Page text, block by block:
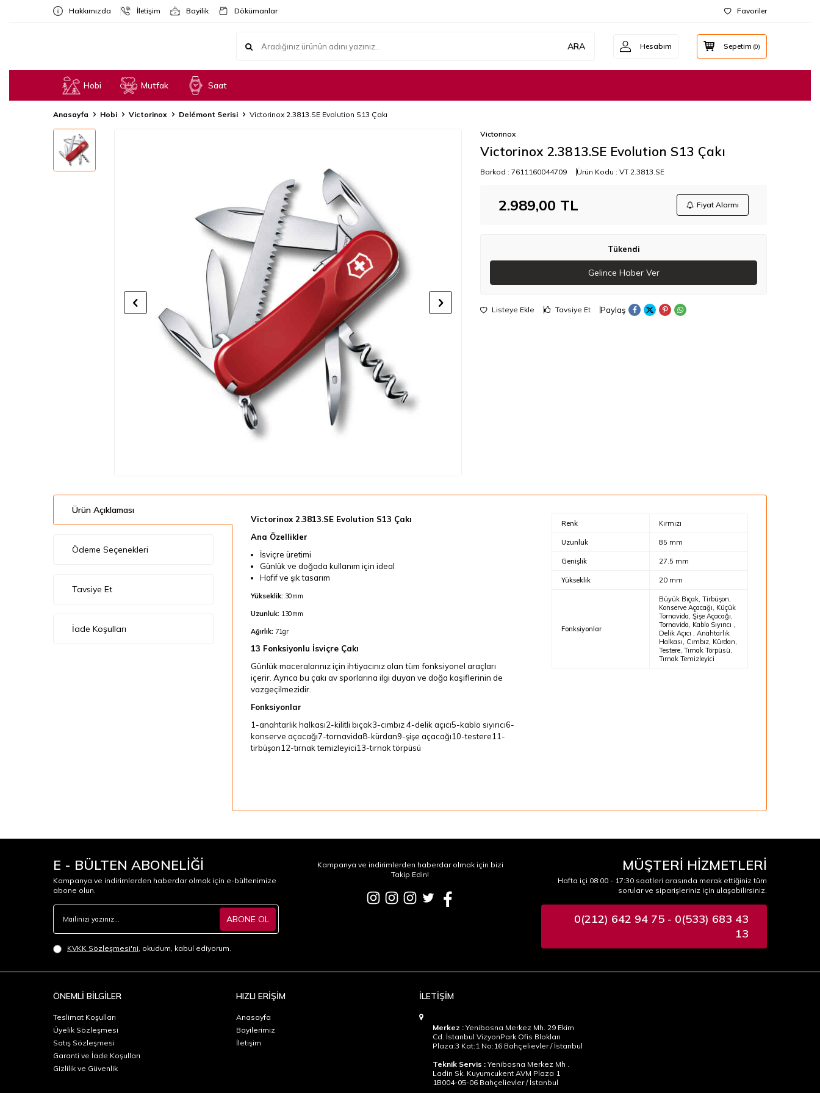
Hakkımızda İletişim Bayilik Dökümanlar Favoriler
ARA Hesabım Sepetim (0)
Hobi Mutfak Saat
Anasayfa Hobi Victorinox Delémont Serisi Victorinox 2.3813.SE Evolution S13 Çakı
Victorinox
Victorinox 2.3813.SE Evolution S13 Çakı
Barkod : 7611160044709 Ürün Kodu : VT 2.3813.SE
2.989,00 TL Fiyat Alarmı
Tükendi
Gelince Haber Ver
Listeye Ekle Tavsiye Et Paylaş
Ürün Açıklaması
Ödeme Seçenekleri
Tavsiye Et
İade Koşulları
Victorinox 2.3813.SE Evolution S13 Çakı
Ana Özellikler
İsviçre üretimi
Günlük ve doğada kullanım için ideal
Hafif ve şık tasarım
Yükseklik: 30mm
Uzunluk: 130mm
Ağırlık: 71gr
13 Fonksiyonlu İsviçre Çakı
Günlük maceralarınız için ihtiyacınız olan tüm fonksiyonel araçları
içerir. Ayrıca bu çakı av sporlarına ilgi duyan ve doğa kaşiflerinin de
vazgeçilmezidir.
Fonksiyonlar
1-anahtarlık halkası2-kilitli bıçak3-cımbız 4-delik açıcı5-kablo sıyırıcı6-
konserve açacağı7-tornavida8-kürdan9-şişe açacağı10-testere11-
tirbüşon12-tırnak temizleyici13-tırnak törpüsü
Renk Kırmızı
Uzunluk 85 mm
Genişlik 27.5 mm
Yükseklik 20 mm
Fonksiyonlar
Büyük Bıçak, Tirbüşon,
Konserve Açacağı, Küçük
Tornavida, Şişe Açacağı,
Tornavida, Kablo Sıyırıcı ,
Delik Açıcı , Anahtarlık
Halkası, Cımbız, Kürdan,
Testere, Tırnak Törpüsü,
Tırnak Temizleyici
E - BÜLTEN ABONELİĞİ
Kampanya ve indirimlerden haberdar olmak için e-bültenimize
abone olun.
ABONE OL
KVKK Sözleşmesi'ni, okudum, kabul ediyorum.
Kampanya ve indirimlerden haberdar olmak için bizi
Takip Edin!
MÜŞTERİ HİZMETLERİ
Hafta içi 08:00 - 17:30 saatleri arasında merak ettiğiniz tüm
sorular ve siparişleriniz için ulaşabilirsiniz.
0(212) 642 94 75 - 0(533) 683 43
13
ÖNEMLİ BİLGİLER
Teslimat Koşulları
Üyelik Sözleşmesi
Satış Sözleşmesi
Garanti ve İade Koşulları
Gizlilik ve Güvenlik
HIZLI ERİŞİM
Anasayfa
Bayilerimiz
İletişim
İLETİŞİM
Merkez : Yenibosna Merkez Mh. 29 Ekim
Cd. İstanbul VizyonPark Ofis Blokları
Plaza:3 Kat:1 No:16 Bahçelievler / İstanbul
Teknik Servis : Yenibosna Merkez Mh .
Ladin Sk. Kuyumcukent AVM Plaza 1
1B004-05-06 Bahçelievler / İstanbul